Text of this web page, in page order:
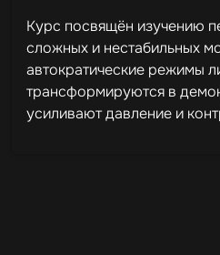
Курс посвящён изучению
сложных и нестабильных
автократические режимы
трансформируются в
усиливают давление и